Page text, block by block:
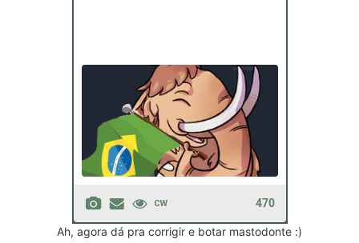
Ah, agora dá pra corrigir e botar mastodonte :)